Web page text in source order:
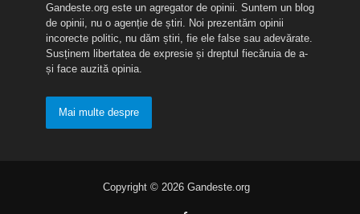
Gandeste.org este un agregator de opinii. Suntem un blog
de opinii, nu o agenție de știri. Noi prezentăm opinii
incorecte politic, nu dăm știri, fie ele false sau adevărate.
Susținem libertatea de expresie și dreptul fiecăruia de a-
și face auzită opinia.
Mai multe despre
Copyright © 2026 Gandeste.org